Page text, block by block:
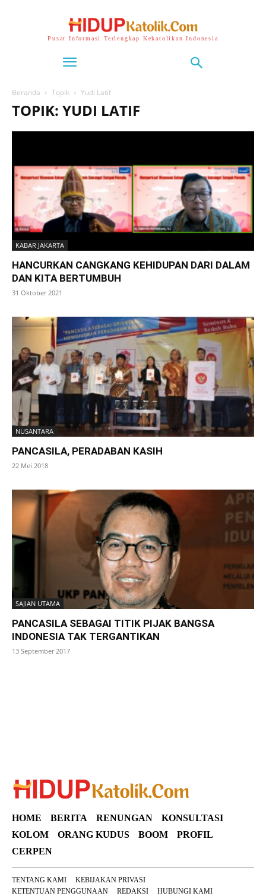
Pusat Informasi Terlengkap Kekatolikan Indonesia
Beranda Topik Yudi Latif
TOPIK: YUDI LATIF
KABAR JAKARTA
HANCURKAN CANGKANG KEHIDUPAN DARI DALAM
DAN KITA BERTUMBUH
31 Oktober 2021
NUSANTARA
PANCASILA, PERADABAN KASIH
22 Mei 2018
SAJIAN UTAMA
PANCASILA SEBAGAI TITIK PIJAK BANGSA
INDONESIA TAK TERGANTIKAN
13 September 2017
HOME BERITA RENUNGAN
KONSULTASI
KOLOM
ORANG KUDUS BOOM
PROFIL
CERPEN
TENTANG KAMI
KEBIJAKAN PRIVASI
KETENTUAN PENGGUNAAN
REDAKSI HUBUNGI KAMI